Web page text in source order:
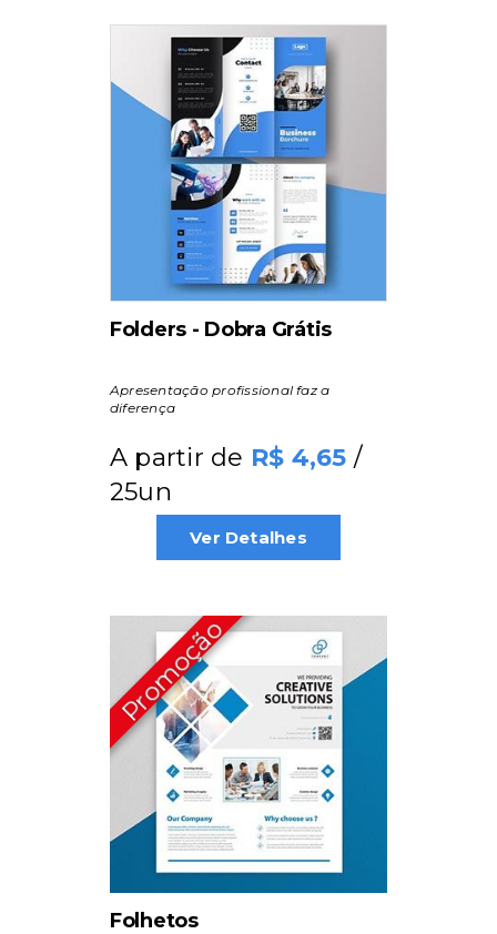
Folders - Dobra Grátis
Apresentação profissional faz a
diferença
A partir de 4,65 /
25un
Ver Detalhes
Folhetos